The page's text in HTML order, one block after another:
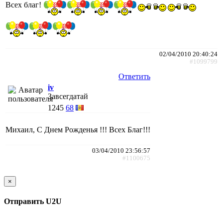
Всех благ!
02/04/2010 20:40:24
#1099799
Ответить
iv
Завсегдатай
1245 68
Михаил, С Днем Рожденья !!! Всех Благ!!!
03/04/2010 23:56:57
#1100675
×
Отправить U2U